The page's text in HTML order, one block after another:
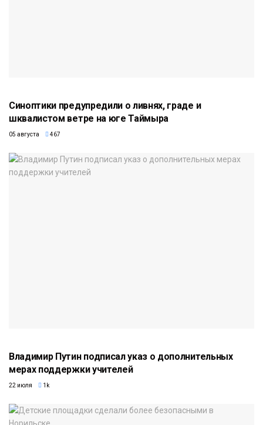
Синоптики предупредили о ливнях, граде и
шквалистом ветре на юге Таймыра
05 августа 467
Владимир Путин подписал указ о дополнительных
мерах поддержки учителей
22 июля 1k